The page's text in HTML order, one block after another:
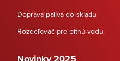
Doprava paliva do skladu
Rozdeľovač pre pitnú vodu